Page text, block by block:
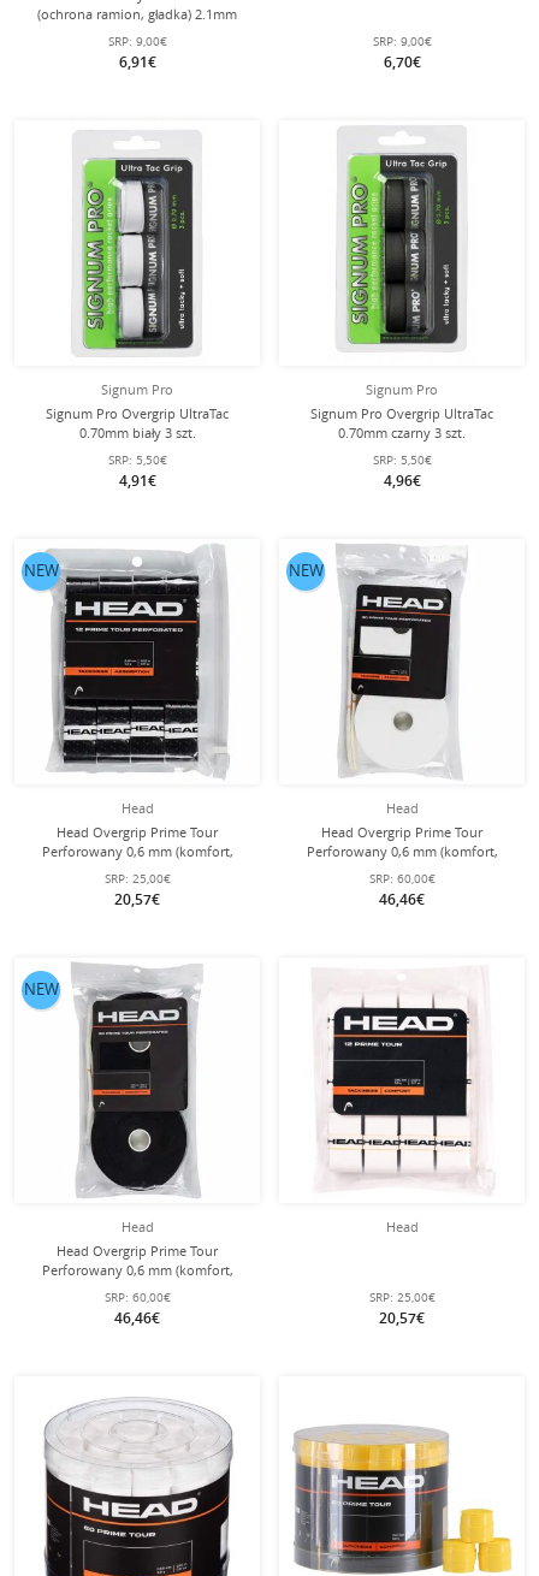
(ochrona ramion, gładka) 2.1mm
czarny
SRP: 9,00€
6,91€
SRP: 9,00€
6,70€
Signum Pro
Signum Pro Overgrip UltraTac
0.70mm biały 3 szt.
SRP: 5,50€
4,91€
Signum Pro
Signum Pro Overgrip UltraTac
0.70mm czarny 3 szt.
SRP: 5,50€
4,96€
Head
Head Overgrip Prime Tour
Perforowany 0,6 mm (komfort,
chwytność) czarny 12 sztuk w
opakowaniu.
SRP: 25,00€
20,57€
NEW
Head
Head Overgrip Prime Tour
Perforowany 0,6 mm (komfort,
chwytność) biały 30 sztuk w
opakowaniu.
SRP: 60,00€
46,46€
NEW
Head
Head Overgrip Prime Tour
Perforowany 0,6 mm (komfort,
chwytność) czarny 30 sztuk w
opakowaniu.
SRP: 60,00€
46,46€
NEW
Head
SRP: 25,00€
20,57€